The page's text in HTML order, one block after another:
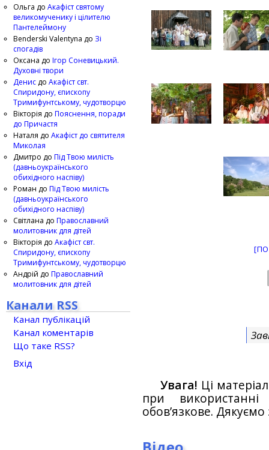
Увага! Ці
при
обов’язкове.
Ольга до Акафіст святому
великомученику і цілителю
Пантелеймону
Benderski Valentyna до Зі
спогадів
Оксана до Ігор Соневицький.
Духовні твори
Денис до Акафіст свт.
Спиридону, єпископу
Тримифунтському, чудотворцю
Вікторія до Пояснення, поради
до Причастя
Наталя до Акафіст до святителя
Миколая
Дмитро до Під Твою милість
(давньоукраїнського
обихідного наспіву)
Роман до Під Твою милість
(давньоукраїнського
обихідного наспіву)
Світлана до Православний
молитовник для дітей
Вікторія до Акафіст свт.
Спиридону, єпископу
Тримифунтському, чудотворцю
Андрій до Православний
молитовник для дітей
Канали RSS
Канал публікацій
Канал коментарів
Що таке RSS?
Вхід